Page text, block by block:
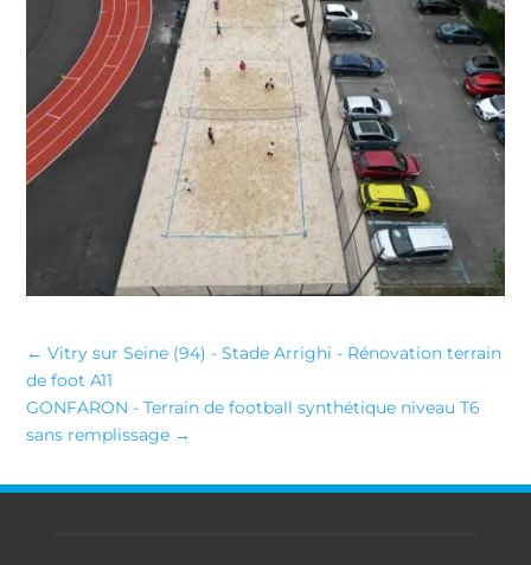
←Vitry sur Seine (94) - Stade Arrighi - Rénovation terrain
de foot A11
GONFARON - Terrain de football synthétique niveau T6
sans remplissage →